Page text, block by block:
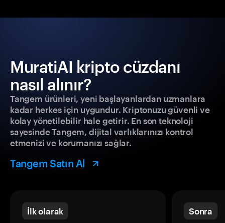
MuratiAI kripto cüzdanı
nasıl alınır?
Tangem ürünleri, yeni başlayanlardan uzmanlara
kadar herkes için uygundur. Kriptonuzu güvenli ve
kolay yönetilebilir hale getirir. En son teknoloji
sayesinde Tangem, dijital varlıklarınızı kontrol
etmenizi ve korumanızı sağlar.
Tangem Satın Al
İlk olarak Sonra